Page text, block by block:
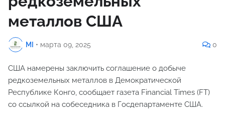
металлов США
MI • марта 09, 2025 0
США намерены заключить соглашение о добыче
редкоземельных металлов в Демократической
Республике Конго, сообщает газета Financial Times (FT)
со ссылкой на собеседника в Госдепартаменте США.